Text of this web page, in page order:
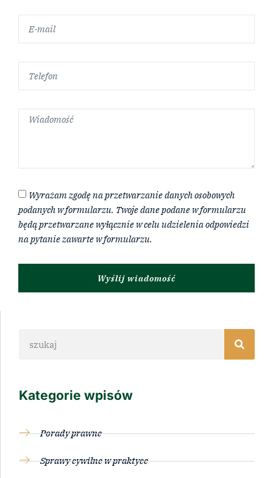
Wyrażam zgodę na przetwarzanie danych osobowych
podanych w formularzu. Twoje dane podane w formularzu
będą przetwarzane wyłącznie w celu udzielenia odpowiedzi
na pytanie zawarte w formularzu.
Wyślij wiadomość
Kategorie wpisów
Porady prawne
Sprawy cywilne w praktyce